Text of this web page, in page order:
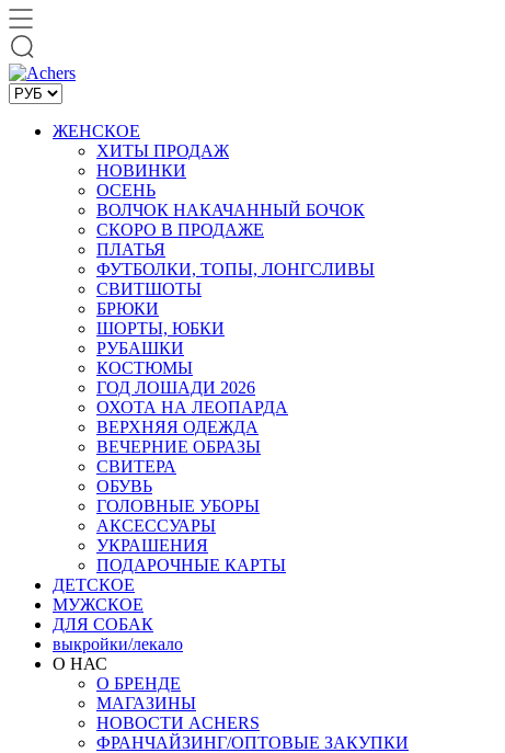
ЖЕНСКОЕ
ХИТЫ ПРОДАЖ
НОВИНКИ
ОСЕНЬ
ВОЛЧОК НАКАЧАННЫЙ БОЧОК
СКОРО В ПРОДАЖЕ
ПЛАТЬЯ
ФУТБОЛКИ, ТОПЫ, ЛОНГСЛИВЫ
СВИТШОТЫ
БРЮКИ
ШОРТЫ, ЮБКИ
РУБАШКИ
КОСТЮМЫ
ГОД ЛОШАДИ 2026
ОХОТА НА ЛЕОПАРДА
ВЕРХНЯЯ ОДЕЖДА
ВЕЧЕРНИЕ ОБРАЗЫ
СВИТЕРА
ОБУВЬ
ГОЛОВНЫЕ УБОРЫ
АКСЕССУАРЫ
УКРАШЕНИЯ
ПОДАРОЧНЫЕ КАРТЫ
ДЕТСКОЕ
МУЖСКОЕ
ДЛЯ СОБАК
выкройки/лекало
О НАС
О БРЕНДЕ
МАГАЗИНЫ
НОВОСТИ ACHERS
ФРАНЧАЙЗИНГ/ОПТОВЫЕ ЗАКУПКИ